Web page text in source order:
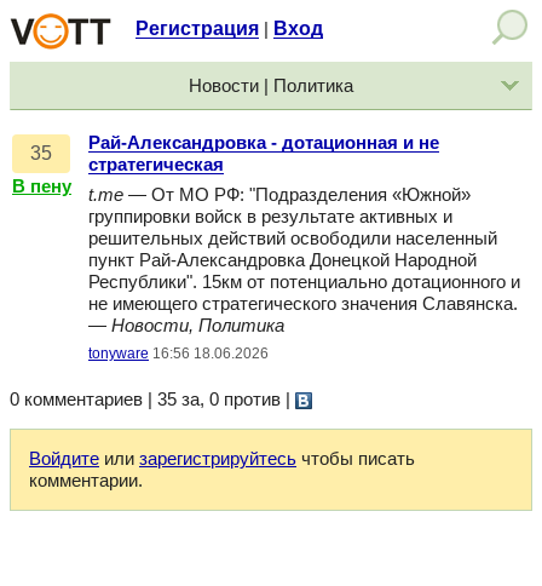
Регистрация Вход
Новости | Политика
35
В пену
Рай-Александровка - дотационная и не
стратегическая
t.me — От МО РФ: "Подразделения «Южной»
группировки войск в результате активных и
решительных действий освободили населенный
пункт Рай-Александровка Донецкой Народной
Республики". 15км от потенциально дотационного и
не имеющего стратегического значения Славянска.
— Новости, Политика
tonyware 16:56 18.06.2026
0 комментариев | 35 за, 0 против
Войдите или зарегистрируйтесь чтобы писать
комментарии.